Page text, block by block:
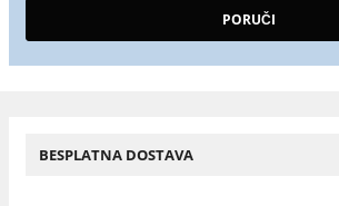
BESPLATNA DOSTAVA